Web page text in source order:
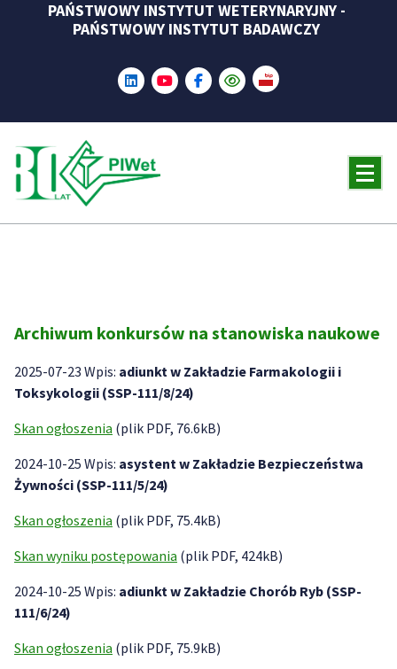
PAŃSTWOWY INSTYTUT WETERYNARYJNY -
PAŃSTWOWY INSTYTUT BADAWCZY
Archiwum konkursów na stanowiska naukowe
2025-07-23 Wpis: adiunkt w Zakładzie Farmakologii i
Toksykologii (SSP-111/8/24)
Skan ogłoszenia (plik PDF, 76.6kB)
2024-10-25 Wpis: asystent w Zakładzie Bezpieczeństwa
Żywności (SSP-111/5/24)
Skan ogłoszenia (plik PDF, 75.4kB)
Skan wyniku postępowania (plik PDF, 424kB)
2024-10-25 Wpis: adiunkt w Zakładzie Chorób Ryb (SSP-
111/6/24)
Skan ogłoszenia (plik PDF, 75.9kB)